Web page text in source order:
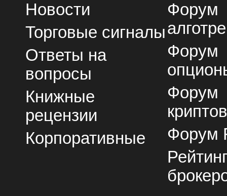
Новости
Торговые сигналы
Ответы на
вопросы
Книжные
рецензии
Корпоративные
Форум
Форум
Форум
Форум